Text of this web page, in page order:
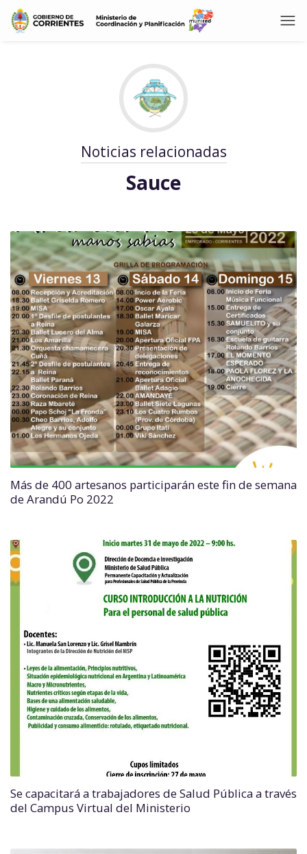
Noticias relacionadas
Sauce
Más de 400 artesanos participarán este fin de semana
de Arandú Po 2022
Se capacitará a trabajadores de Salud Pública a través
del Campus Virtual del Ministerio